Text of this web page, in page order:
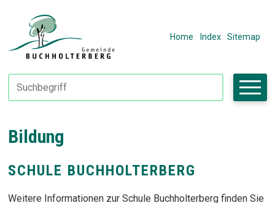
Navigieren in Fiktivhausen
Home Index Sitemap
Suchbegriff
Suche starten
Bildung
SCHULE BUCHHOLTERBERG
Weitere Informationen zur Schule Buchholterberg finden Sie